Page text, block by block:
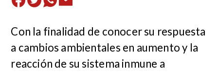
Con la finalidad de conocer su respuesta
a cambios ambientales en aumento y la
reacción de su sistema inmune a